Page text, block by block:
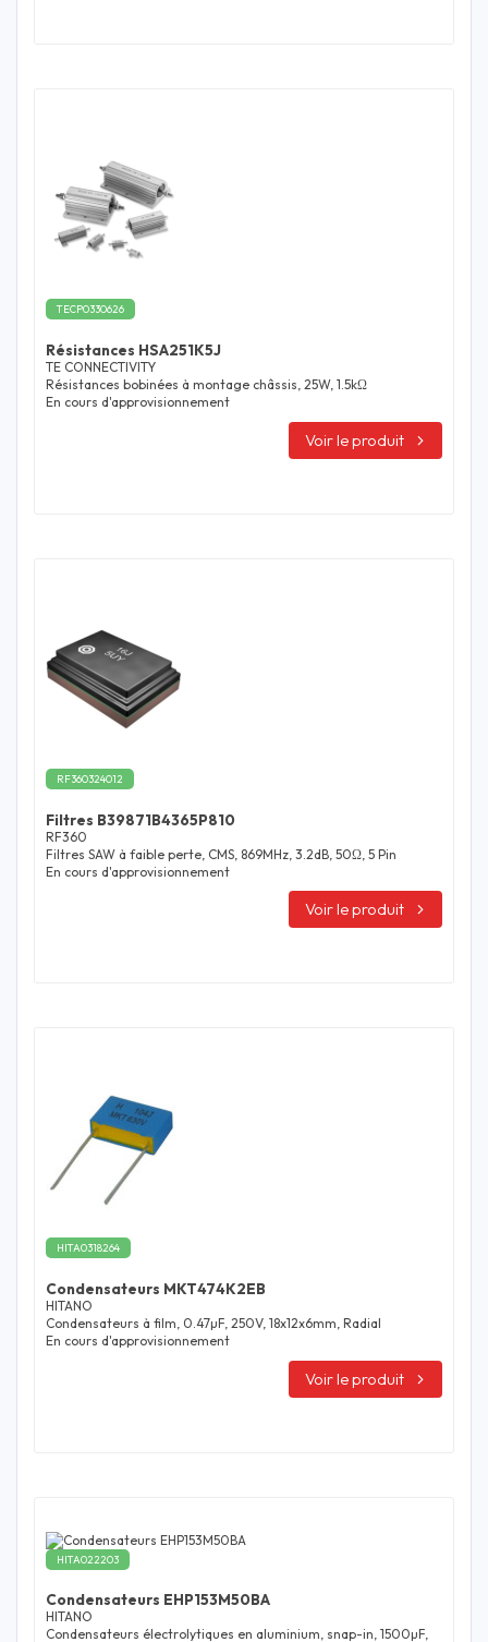
TECP0330626
Résistances HSA251K5J
TE CONNECTIVITY
Résistances bobinées à montage châssis, 25W, 1.5kΩ
En cours d'approvisionnement
Voir le produit
RF360324012
Filtres B39871B4365P810
RF360
Filtres SAW à faible perte, CMS, 869MHz, 3.2dB, 50Ω, 5 Pin
En cours d'approvisionnement
Voir le produit
HITA0318264
Condensateurs MKT474K2EB
HITANO
Condensateurs à film, 0.47µF, 250V, 18x12x6mm, Radial
En cours d'approvisionnement
Voir le produit
HITA022203
Condensateurs EHP153M50BA
HITANO
Condensateurs électrolytiques en aluminium, snap-in, 1500µF,